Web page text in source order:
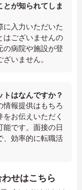
とが知られてしま
に入力いただいた
はございませんの
の病院や施設が登
いません。
トはなんですか？
情報提供はもちろ
お伝えいただく
能です。面接の日
、効率的に転職活
せはこちら